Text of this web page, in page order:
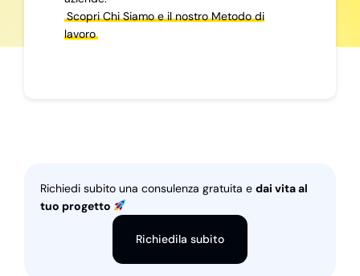
Scopri Chi Siamo e il nostro Metodo di
lavoro
Richiedi subito una consulenza gratuita e dai vita al
tuo progetto
Richiedila subito